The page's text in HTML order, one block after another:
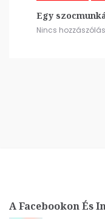
Egy
Nincs hozzászólás
A Facebookon És